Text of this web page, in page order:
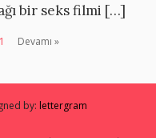
bir seks filmi […]
1 Devamı »
by: lettergram